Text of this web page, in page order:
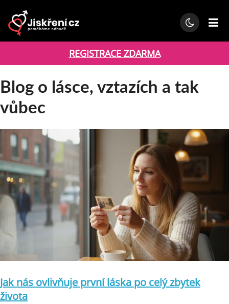
REGISTRACE ZDARMA
Blog o lásce, vztazích a tak
vůbec
Jak nás ovlivňuje první láska po celý zbytek
života